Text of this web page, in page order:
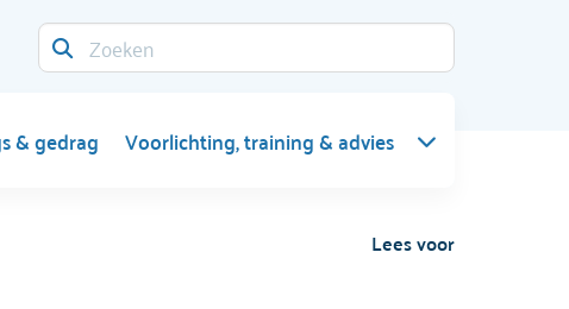
& gedrag Voorlichting, training & advies
Lees voor